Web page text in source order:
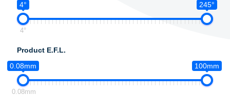
4°
245°
4°
Product E.F.L.
0.08mm
100mm
0.08mm